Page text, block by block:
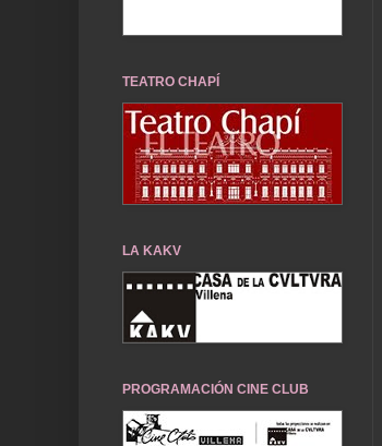
TEATRO CHAPÍ
LA KAKV
PROGRAMACIÓN CINE CLUB